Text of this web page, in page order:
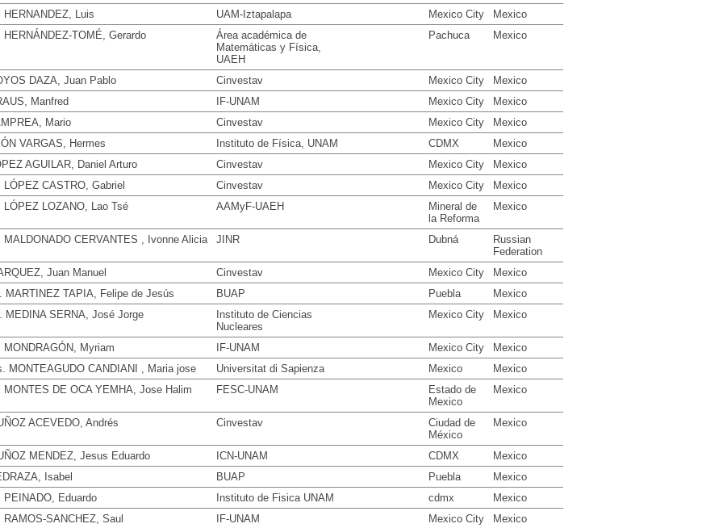
HERNANDEZ, Luis UAM-Iztapalapa Mexico City
Mexico
HERNÁNDEZ-TOMÉ, Gerardo
Área académica de
Matemáticas y Física,
UAEH
Pachuca Mexico
DAZA, Juan Pablo Cinvestav Mexico City
Mexico
Manfred
IF-UNAM Mexico City
Mexico
Mario
Cinvestav Mexico City
Mexico
VARGAS, Hermes
Instituto de Física, UNAM CDMX
Mexico
AGUILAR, Daniel Arturo
Cinvestav Mexico City
Mexico
LÓPEZ CASTRO, Gabriel
Cinvestav Mexico City
Mexico
LÓPEZ LOZANO, Lao Tsé
AAMyF-UAEH
Mineral de
la Reforma
Mexico
MALDONADO CERVANTES , Ivonne Alicia JINR Dubná
Russian
Federation
Juan Manuel
Cinvestav Mexico City
Mexico
MARTINEZ TAPIA, Felipe de Jesús
BUAP Puebla
Mexico
MEDINA SERNA, José Jorge
Instituto de Ciencias
Nucleares
Mexico City Mexico
MONDRAGÓN, Myriam IF-UNAM Mexico City
Mexico
MONTEAGUDO CANDIANI , Maria jose
Universitat di Sapienza Mexico
Mexico
MONTES DE OCA YEMHA, Jose Halim
FESC-UNAM
Estado de
Mexico
Mexico
ACEVEDO, Andrés Cinvestav
Ciudad de
México
Mexico
MENDEZ, Jesus Eduardo ICN-UNAM CDMX
Mexico
Isabel
BUAP Puebla
Mexico
PEINADO, Eduardo
Instituto de Fisica UNAM cdmx
Mexico
RAMOS-SANCHEZ, Saul
IF-UNAM Mexico City
Mexico